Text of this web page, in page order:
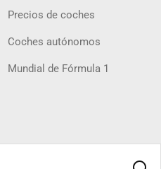
Precios de coches
Coches autónomos
Mundial de Fórmula 1